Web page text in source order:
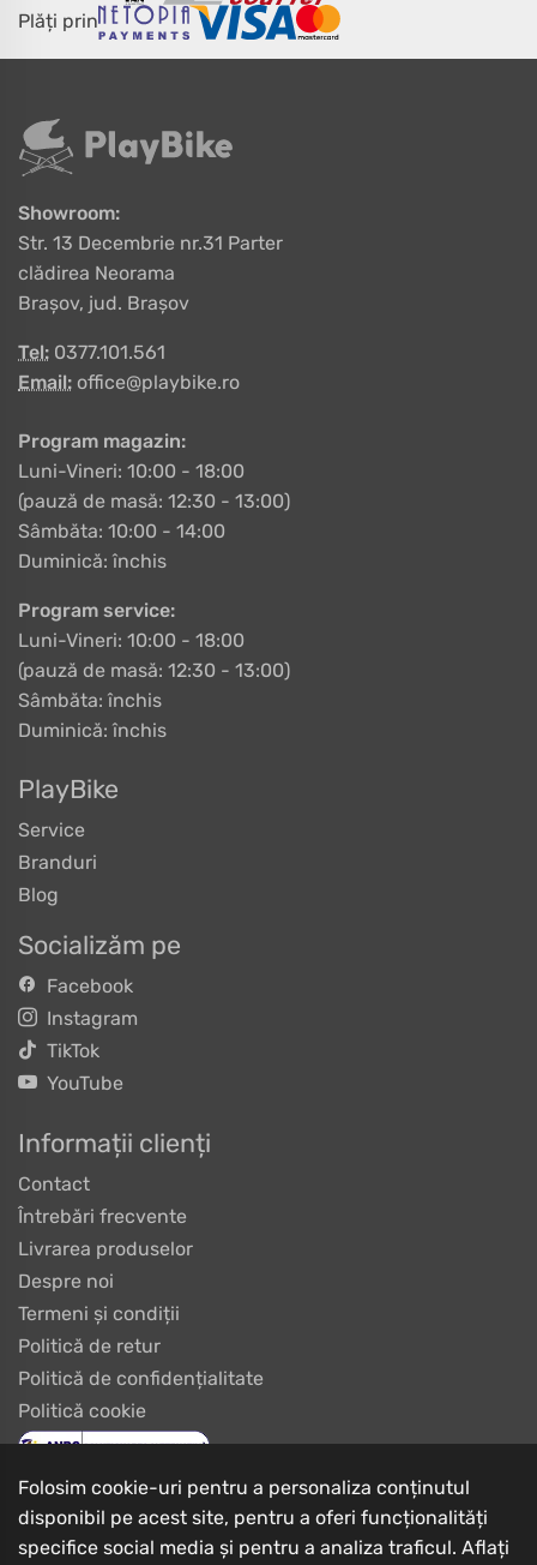
Plăți prin
Showroom:
Str. 13 Decembrie nr.31 Parter
clădirea Neorama
Brașov, jud. Brașov
Tel: 0377.101.561
Email: office@playbike.ro
Program magazin:
Luni-Vineri: 10:00 - 18:00
(pauză de masă: 12:30 - 13:00)
Sâmbăta: 10:00 - 14:00
Duminică: închis
Program service:
Luni-Vineri: 10:00 - 18:00
(pauză de masă: 12:30 - 13:00)
Sâmbăta: închis
Duminică: închis
PlayBike
Service
Branduri
Blog
Socializăm pe
Facebook
Instagram
TikTok
YouTube
Informații clienți
Contact
Întrebări frecvente
Livrarea produselor
Despre noi
Termeni și condiții
Politică de retur
Politică de confidențialitate
Politică cookie
Folosim cookie-uri pentru a personaliza conținutul
disponibil pe acest site, pentru a oferi funcționalități
specifice social media și pentru a analiza traficul. Aflați